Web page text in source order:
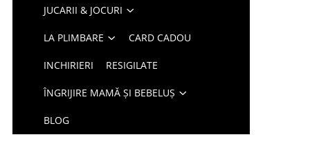
JUCARII & JOCURI
LA PLIMBARE CARD CADOU
INCHIRIERI RESIGILATE
ÎNGRIJIRE MAMĂ ȘI BEBELUȘ
BLOG